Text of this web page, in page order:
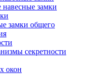
замки
замки общего
секретности
окон